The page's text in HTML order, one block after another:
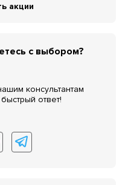
акции
с выбором?
консультантам
ответ!